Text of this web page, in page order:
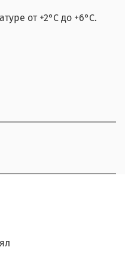
от +2°С до +6°С.